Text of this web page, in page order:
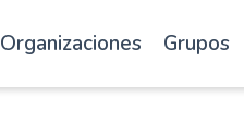
Organizaciones Grupos